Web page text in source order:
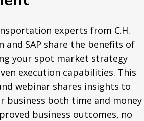
experts from C.H.
and SAP share the benefits of
your spot market strategy
execution capabilities. This
webinar shares insights to
business both time and money
business outcomes, no